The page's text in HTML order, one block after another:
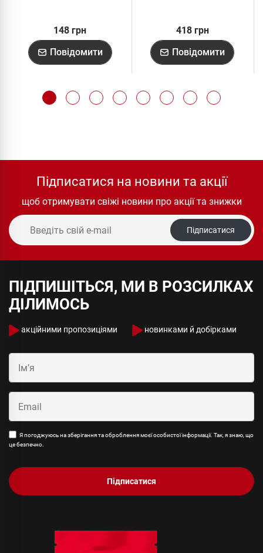
148 грн
Повідомити
418 грн
Повідомити
Підписатися на новини та акції
щоб отримувати свіжі новини про акції та знижки
Підписатися
ПІДПИШІТЬСЯ, МИ В РОЗСИЛКАХ
ДІЛИМОСЬ
акційними пропозиціями новинками й добірками
Я погоджуюсь на зберігання та оброблення моєї особистої інформації. Так, я знаю, що
це безпечно.
Підписатися